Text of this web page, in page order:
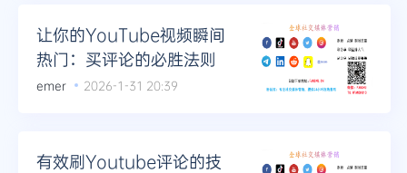
让你的YouTube视频瞬间
热门：买评论的必胜法则
emer 2026-1-31 20:39
有效刷Youtube评论的技